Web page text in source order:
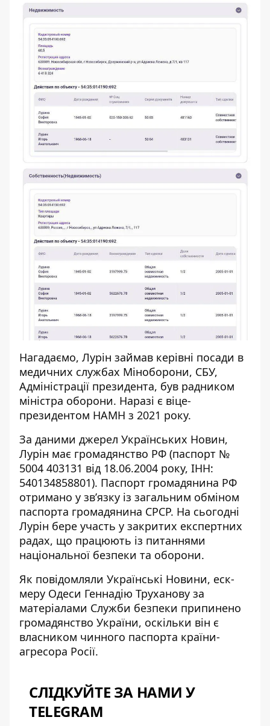
Нагадаємо, Лурін займав керівні посади в
медичних службах Міноборони, СБУ,
Адміністрації президента, був радником
міністра оборони. Наразі є віце-
президентом НАМН з 2021 року.
За даними джерел Українських Новин,
Лурін має громадянство РФ (паспорт №
5004 403131 від 18.06.2004 року, ІНН:
540134858801). Паспорт громадянина РФ
отримано у звʼязку із загальним обміном
паспорта громадянина СРСР. На сьогодні
Лурін бере участь у закритих експертних
радах, що працюють із питаннями
національної безпеки та оборони.
Як повідомляли Українські Новини, еск-
меру Одеси Геннадію Труханову за
матеріалами Служби безпеки припинено
громадянство України, оскільки він є
власником чинного паспорта країни-
агресора Росії.
СЛІДКУЙТЕ ЗА НАМИ У
TELEGRAM